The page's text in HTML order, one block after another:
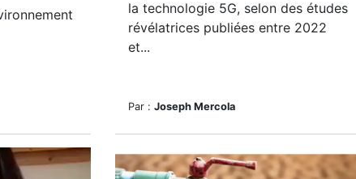
la technologie 5G, selon des études
révélatrices publiées entre 2022
et...
Par : Joseph Mercola